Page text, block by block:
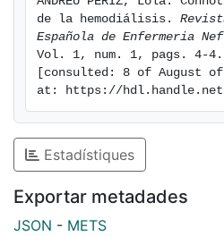
de la hemodiálisis.
Española de Enfermeria
Vol. 1, num. 1, pags. 4-4.
[consulted: 8 of August
at: https://hdl.handle.net/
Estadístiques
Exportar metadades
JSON - METS